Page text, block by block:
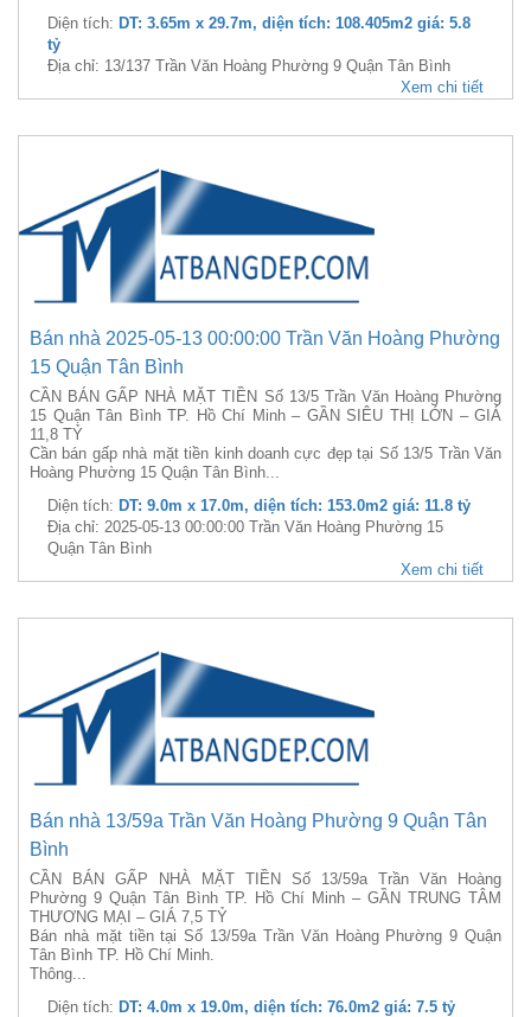
Diện tích: DT: 3.65m x 29.7m, diện tích: 108.405m2 giá: 5.8
tỷ
Địa chỉ: 13/137 Trần Văn Hoàng Phường 9 Quận Tân Bình
Xem chi tiết
Bán nhà 2025-05-13 00:00:00 Trần Văn Hoàng Phường
15 Quận Tân Bình
CẦN BÁN GẤP NHÀ MẶT TIỀN Số 13/5 Trần Văn Hoàng Phường
15 Quận Tân Bình TP. Hồ Chí Minh – GẦN SIÊU THỊ LỚN – GIÁ
11,8 TỶ
Cần bán gấp nhà mặt tiền kinh doanh cực đẹp tại Số 13/5 Trần Văn
Hoàng Phường 15 Quận Tân Bình...
Diện tích: DT: 9.0m x 17.0m, diện tích: 153.0m2 giá: 11.8 tỷ
Địa chỉ: 2025-05-13 00:00:00 Trần Văn Hoàng Phường 15
Quận Tân Bình
Xem chi tiết
Bán nhà 13/59a Trần Văn Hoàng Phường 9 Quận Tân
Bình
CẦN BÁN GẤP NHÀ MẶT TIỀN Số 13/59a Trần Văn Hoàng
Phường 9 Quận Tân Bình TP. Hồ Chí Minh – GẦN TRUNG TÂM
THƯƠNG MẠI – GIÁ 7,5 TỶ
Bán nhà mặt tiền tại Số 13/59a Trần Văn Hoàng Phường 9 Quận
Tân Bình TP. Hồ Chí Minh.
Thông...
Diện tích: DT: 4.0m x 19.0m, diện tích: 76.0m2 giá: 7.5 tỷ